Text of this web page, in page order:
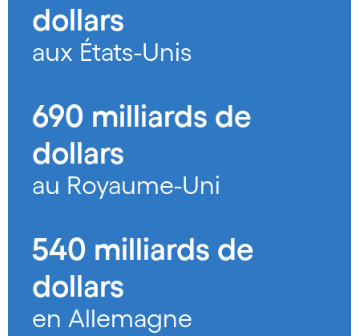
dollars
aux États-Unis
690 milliards de
dollars
au Royaume-Uni
540 milliards de
dollars
en Allemagne